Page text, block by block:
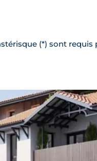
(*) sont